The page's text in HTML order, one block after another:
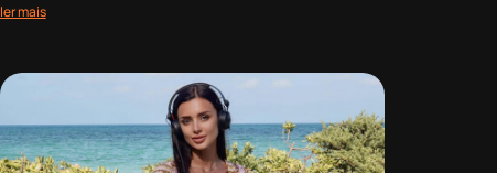
ler mais